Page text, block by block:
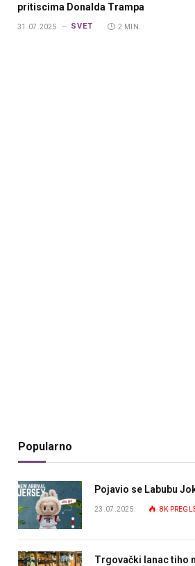
pritiscima Donalda Trampa
31.07.2025. SVET 2 MIN.
Popularno
Pojavio se Labubu
23.07.2025. 8K
Trgovački lanac tiho